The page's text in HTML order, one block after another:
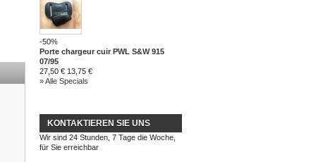
-50%
Porte chargeur cuir PWL S&W 915
07/95
27,50 € 13,75 €
» Alle Specials
KONTAKTIEREN SIE UNS
Wir sind 24 Stunden, 7 Tage die Woche,
für Sie erreichbar